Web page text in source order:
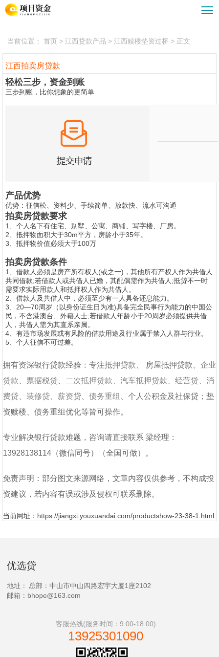
江西贷款攻略
江西重组优化服务
当前位置： 首页 > 江西贷款产品 > 江西赎楼垫资过桥 > 正文
江西拍卖房贷款
轻松三步，资金到账
三步到账，比你想象的更简单
产品优势
优势：征信松、资料少、手续简单、放款快、流水可沟通
拍卖房贷款要求
1、个人名下有住宅、别墅、公寓、商铺、写字楼、厂房。
2、抵押物面积大于30m平方，房龄小于35年。
3、抵押物价值必须大于100万
拍卖房贷款条件
1、借款人必须是房产所有权人(或之一)，其他所有产权人作为共借人
共同借款;若借款人或共借人已婚，其配偶需作为共借人;抵贷不一时
需要求实际用款人和抵押权人作为共借人。
2、借款人及共借人中，必须至少有一人具备还息能力。
3、20—70周岁（以身份证生日为准)具备完全民事行为能力的中国公
民，不含港澳台、外籍人士;若借款人年龄小于20周岁必须提供共借
人，共借人需为其直系亲属。
4、有违市场发展或有风险的借款用途及行业属于禁入人群与行业。
5、个人征信不可过差。
拥有资深银行贷款经验：专注抵押贷款 房屋抵押贷款
企业
贷款
票据税贷 二次抵押贷款 汽车抵押贷款 经营贷
消
费贷
装修贷 薪资贷 债务重组
、个人公积金及社保贷；垫
资赎楼、债务重组优化等皆可操作。
专业解决银行贷款难题，咨询请直接联系 梁经理 ：
13928138114 （微信同号）（全国可做） 。
免责声明：部分图文来源网络，文章内容仅供参考，不构成投
资建议，若内容有误或涉及侵权可联系删除。
当前网址：https://jiangxi.youxuandai.com/productshow-23-38-1.html
优选贷
地址：
总部：中山市中山四路宏宇大厦1座2102
邮箱：bhope@163.com
客服热线(服务时间：9:00-18:00)
13925301090